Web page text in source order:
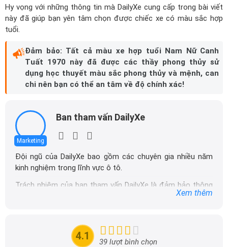
Hy vọng với những thông tin mà DailyXe cung cấp trong bài viết
này đã giúp bạn yên tâm chọn được chiếc xe có màu sắc hợp
tuổi.
Đảm bảo: Tất cả màu xe hợp tuổi Nam Nữ Canh
Tuất 1970 này đã được các thầy phong thủy sử
dụng học thuyết màu sắc phong thủy và mệnh, can
chi nên bạn có thể an tâm về độ chính xác!
Marketing
Ban tham vấn DailyXe
Đội ngũ của DailyXe bao gồm các chuyên gia nhiều năm
kinh nghiệm trong lĩnh vực ô tô.
Trách nhiệm của ban tham vấn DailyXe là đảm bảo thông
tin chính xác được đăng tải trên dailyxe.com.vn, thường
tin nhanh chóng và dễ dàng hơn.
Xem thêm
4.1 39 lượt bình chọn